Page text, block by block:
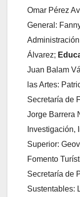
Omar Pérez
General:
Álvarez;
Juan Balam
las Artes:
Secretaría de
Jorge Barrera
Investigación,
Superior:
Fomento
Secretaría de
Sustentables: